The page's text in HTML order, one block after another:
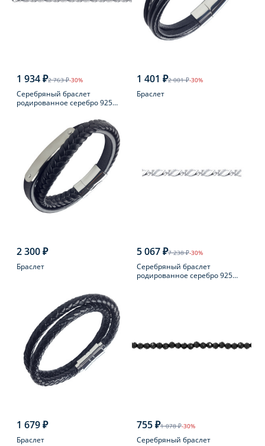
1 934 ₽2 763 ₽-30%
Серебряный браслет
родированное серебро 925
1 401 ₽2 001 ₽-30%
Браслет
2 300 ₽
Браслет
5 067 ₽7 238 ₽-30%
Серебряный браслет
родированное серебро 925
1 679 ₽
Браслет
755 ₽1 078 ₽-30%
Серебряный браслет